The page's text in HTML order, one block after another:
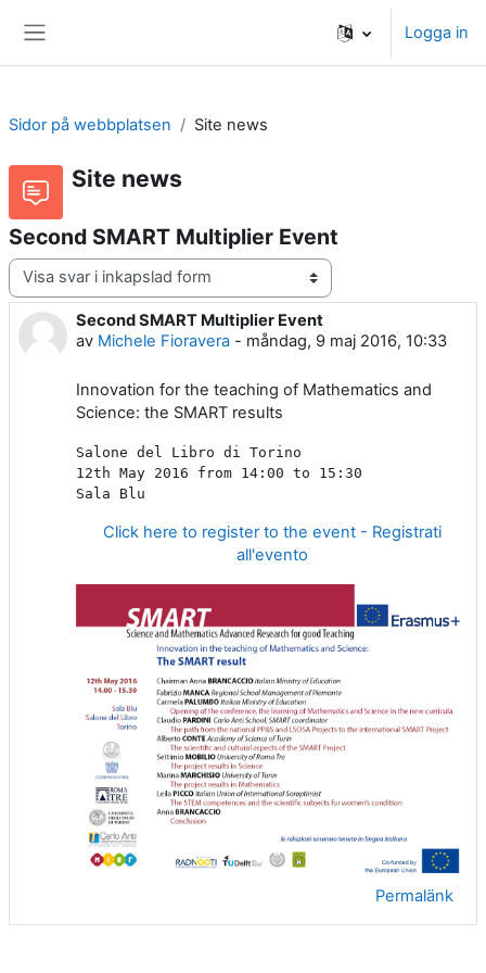
Logga in
Sidor på webbplatsen Site news
Site news
Second SMART Multiplier Event
Visningsläge
Second SMART Multiplier Event
av Michele Fioravera - måndag, 9 maj 2016, 10:33
Antal svar: 0
Innovation for the teaching of Mathematics and
Science: the SMART results
Salone del Libro di Torino
12th May 2016 from 14:00 to 15:30
Sala Blu
Click here to register to the event - Registrati
all'evento
Permalänk